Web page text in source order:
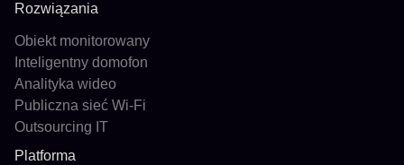
Rozwiązania
Obiekt monitorowany
Inteligentny domofon
Analityka wideo
Publiczna sieć Wi-Fi
Outsourcing IT
Platforma